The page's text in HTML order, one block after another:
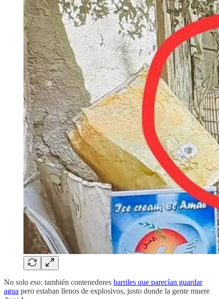
No solo eso: también contenedores barriles que parecían guardar
agua pero estaban llenos de explosivos, justo donde la gente muere